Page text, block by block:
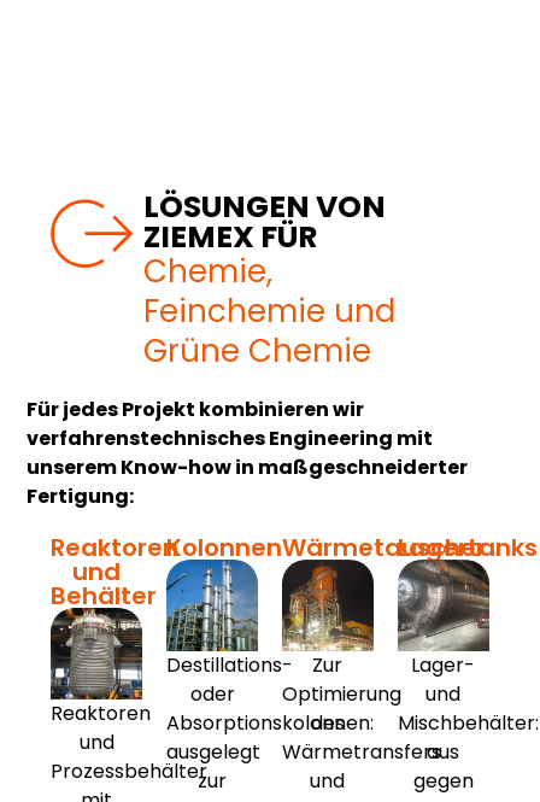
LÖSUNGEN VON
ZIEMEX FÜR
Chemie,
Feinchemie und
Grüne Chemie
Für jedes Projekt kombinieren wir
verfahrenstechnisches Engineering mit
unserem Know-how in maßgeschneiderter
Fertigung:
Reaktoren
und
Behälter
Reaktoren
und
Prozessbehälter
Kolonnen
Destillations-
oder
Absorptionskolonnen:
ausgelegt
zur
Wärmetauscher
Zur
Optimierung
des
Wärmetransfers
und
Lagertanks
Lager-
und
Mischbehälter:
aus
gegen